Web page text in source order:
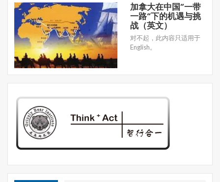
加拿大在中国”一带
一路“下的机遇与挑
战（英文）
对不起，此内容只适用于
English。